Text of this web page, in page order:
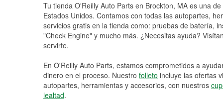
Tu tienda O'Reilly Auto Parts en Brockton, MA es una
Estados Unidos. Contamos con todas las autopartes,
servicios gratis en la tienda como: pruebas de batería,
"Check Engine" y mucho más. ¿Necesitas ayuda?
servirte.
En O'Reilly Auto Parts, estamos comprometidos a
dinero en el proceso. Nuestro folleto incluye las ofertas
autopartes, herramientas y accesorios, con nuestros
lealtad.